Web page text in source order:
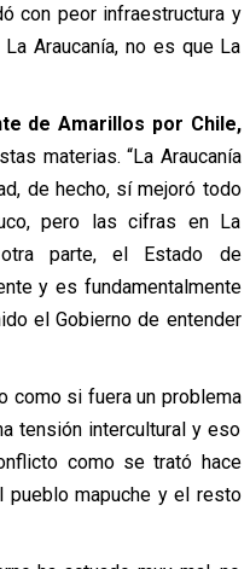
con peor infraestructura y
Araucanía, no es que La
de Amarillos por Chile,
materias. “La Araucanía
de hecho, sí mejoró todo
pero las cifras en La
otra parte, el Estado de
y es fundamentalmente
el Gobierno de entender
como si fuera un problema
tensión intercultural y eso
como se trató hace
pueblo mapuche y el resto